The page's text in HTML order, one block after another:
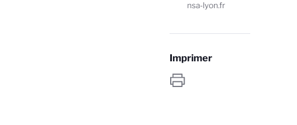
nsa-lyon.fr
Imprimer